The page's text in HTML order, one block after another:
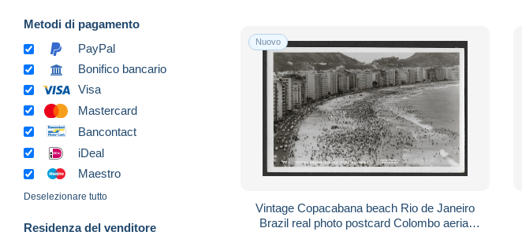
Metodi di pagamento
PayPal
Bonifico bancario
Visa
Mastercard
Bancontact
iDeal
Maestro
Deselezionare tutto
Residenza del venditore
Nuovo
Vintage Copacabana beach Rio de Janeiro
Brazil real photo postcard Colombo aerial